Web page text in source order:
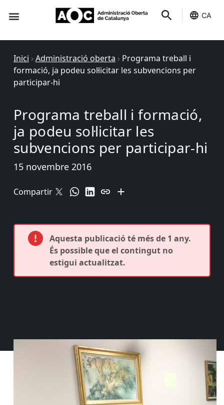
CA
Inici › Administració oberta › Programa treball i
formació, ja podeu sol·licitar les subvencions per
participar-hi
Programa treball i formació,
ja podeu sol·licitar les
subvencions per participar-hi
15 novembre 2016
Compartir
Aquesta publicació té més de 1 any.
És possible que el contingut no
estigui actualitzat.